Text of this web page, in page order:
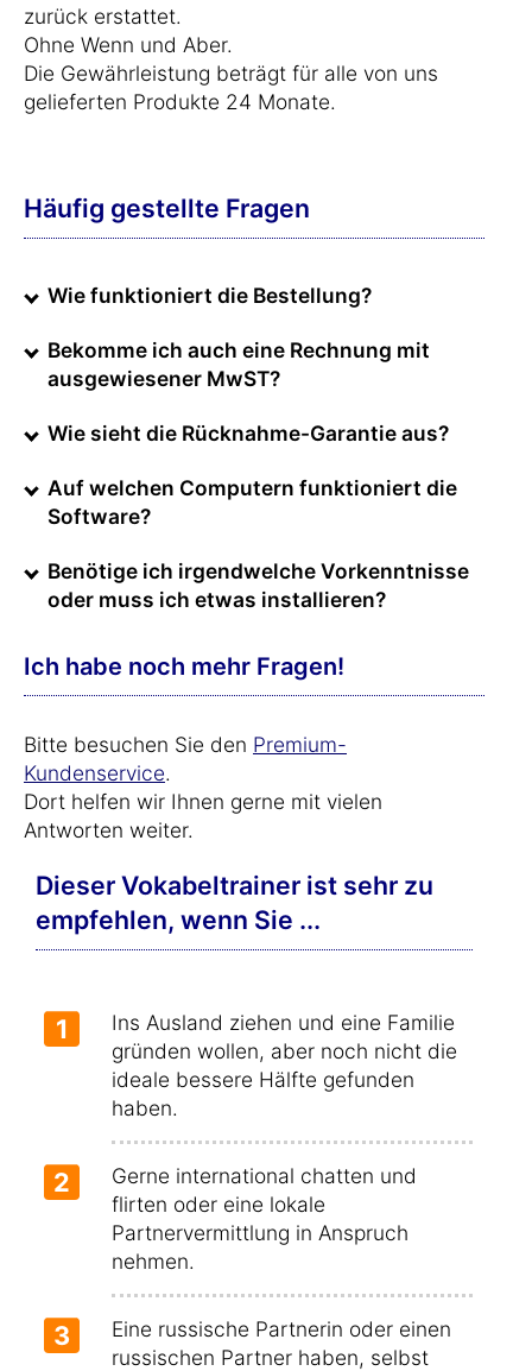
zurück erstattet.
Ohne Wenn und Aber.
Die Gewährleistung beträgt für alle von uns
gelieferten Produkte 24 Monate.
Häufig gestellte Fragen
Wie funktioniert die Bestellung?
Bekomme ich auch eine Rechnung mit
ausgewiesener MwST?
Wie sieht die Rücknahme-Garantie aus?
Auf welchen Computern funktioniert die
Software?
Benötige ich irgendwelche Vorkenntnisse
oder muss ich etwas installieren?
Ich habe noch mehr Fragen!
Bitte besuchen Sie den Premium-
Kundenservice.
Dort helfen wir Ihnen gerne mit vielen
Antworten weiter.
Dieser Vokabeltrainer ist sehr zu
empfehlen, wenn Sie ...
1
Ins Ausland ziehen und eine Familie
gründen wollen, aber noch nicht die
ideale bessere Hälfte gefunden
haben.
2
Gerne international chatten und
flirten oder eine lokale
Partnervermittlung in Anspruch
nehmen.
3
Eine russische Partnerin oder einen
russischen Partner haben, selbst